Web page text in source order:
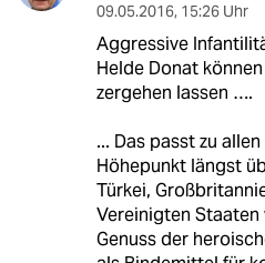
09.05.2016, 15:26 Uhr
Aggressive
Helde Donat
zergehen lassen ….
... Das passt zu
Höhepunkt längst
Türkei,
Vereinigten Staaten
Genuss der